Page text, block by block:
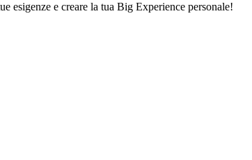
esigenze e creare la tua Big Experience personale!